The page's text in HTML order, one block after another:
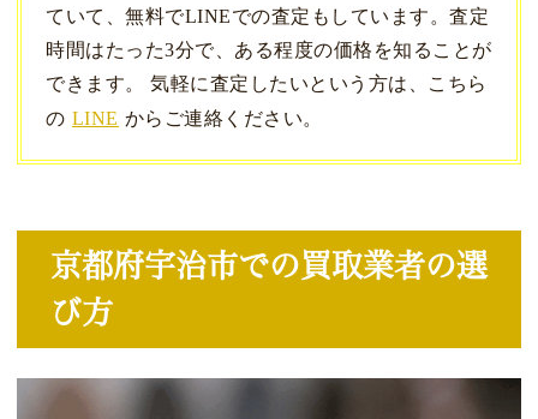
ていて、無料でLINEでの査定もしています。査定
時間はたった3分で、ある程度の価格を知ることが
できます。 気軽に査定したいという方は、こちら
の LINE からご連絡ください。
京都府宇治市での買取業者の選
び方